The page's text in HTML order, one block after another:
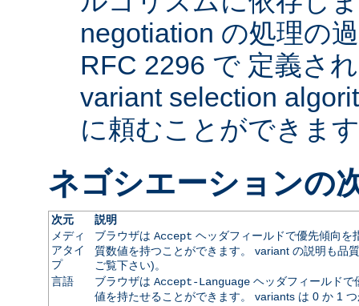
negotiation の処理の
RFC 2296 で 定義さ
variant selection
に頼むことができま
ネゴシエーションの
次元
説明
メディ
アタイ
プ
ブラウザは Accept ヘッダフィールドで優先傾向を
質数値を持つことができます。 variant の説明も品
ご覧下さい)。
言語
ブラウザは Accept-Languageヘッダフィールドで
値を持たせることができます。 variants は 0 か 1